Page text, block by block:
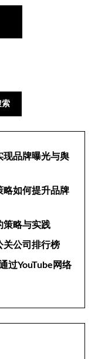
索
现品牌曝光与舆
略如何提升品牌
策略与实践
关公司排行榜
过YouTube网络